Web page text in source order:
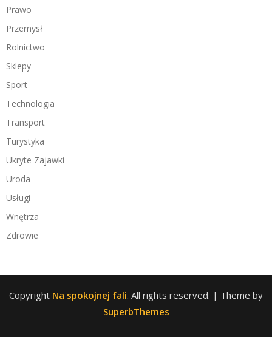
Prawo
Przemysł
Rolnictwo
Sklepy
Sport
Technologia
Transport
Turystyka
Ukryte Zajawki
Uroda
Usługi
Wnętrza
Zdrowie
Copyright Na spokojnej fali. All rights reserved. | Theme by
SuperbThemes